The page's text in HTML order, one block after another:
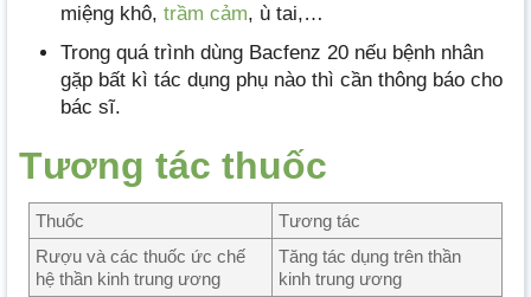
miệng khô, trầm cảm, ù tai,…
Trong quá trình dùng Bacfenz 20 nếu bệnh nhân
gặp bất kì tác dụng phụ nào thì cần thông báo cho
bác sĩ.
Tương tác thuốc
Thuốc
Tương tác
Rượu và các thuốc ức chế
hệ thần kinh trung ương
Tăng tác dụng trên thần
kinh trung ương